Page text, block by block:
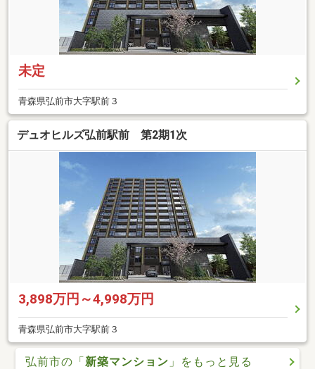
未定
青森県弘前市大字駅前３
デュオヒルズ弘前駅前 第2期1次
3,898万円～4,998万円
青森県弘前市大字駅前３
弘前市の「新築マンション 」をもっと見る